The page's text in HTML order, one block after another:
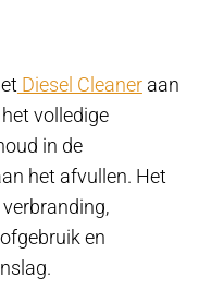
Diesel Cleaneraan
volledige
in de
het afvullen. Het
en